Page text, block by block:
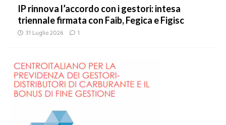
IP rinnova l’accordo con i gestori: intesa
triennale firmata con Faib, Fegica e Figisc
31 Luglio 2026 1